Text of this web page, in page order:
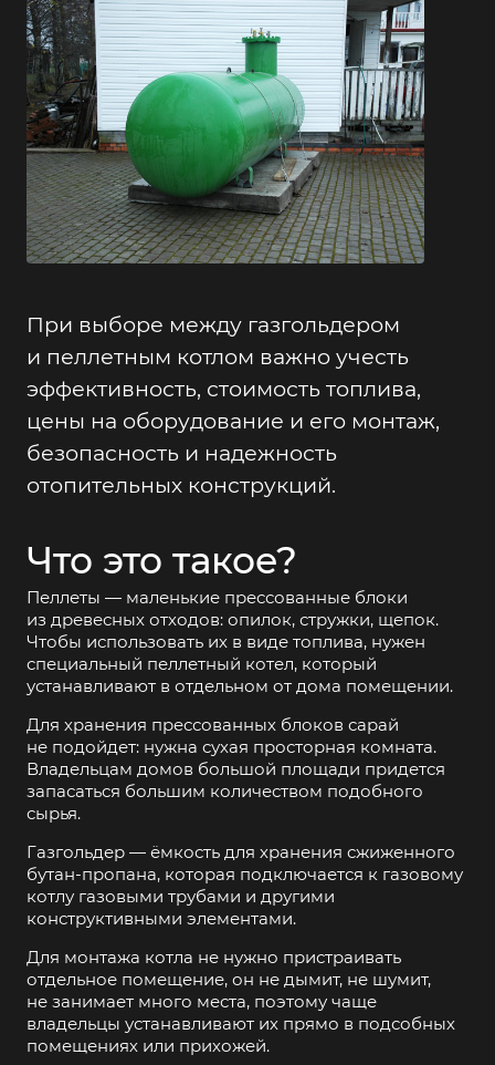
При выборе между газгольдером
и пеллетным котлом важно учесть
эффективность, стоимость топлива,
цены на оборудование и его монтаж,
безопасность и надежность
отопительных конструкций.
Что это такое?
Пеллеты — маленькие прессованные блоки
из древесных отходов: опилок, стружки, щепок.
Чтобы использовать их в виде топлива, нужен
специальный пеллетный котел, который
устанавливают в отдельном от дома помещении.
Для хранения прессованных блоков сарай
не подойдет: нужна сухая просторная комната.
Владельцам домов большой площади придется
запасаться большим количеством подобного
сырья.
Газгольдер — ёмкость для хранения сжиженного
бутан-пропана, которая подключается к газовому
котлу газовыми трубами и другими
конструктивными элементами.
Для монтажа котла не нужно пристраивать
отдельное помещение, он не дымит, не шумит,
не занимает много места, поэтому чаще
владельцы устанавливают их прямо в подсобных
помещениях или прихожей.